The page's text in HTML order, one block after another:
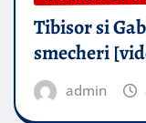
Tibisor si
smecheri
admin